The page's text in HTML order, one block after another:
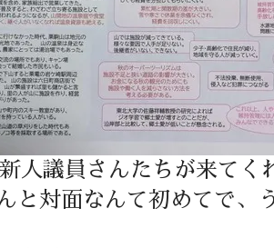
人議員さんたちが来てく
と対面なんて初めてで、